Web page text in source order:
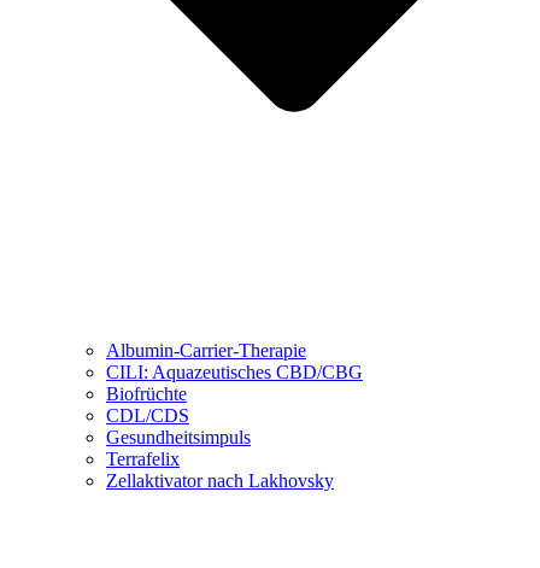
Albumin-Carrier-Therapie
CILI: Aquazeutisches CBD/CBG
Biofrüchte
CDL/CDS
Gesundheitsimpuls
Terrafelix
Zellaktivator nach Lakhovsky